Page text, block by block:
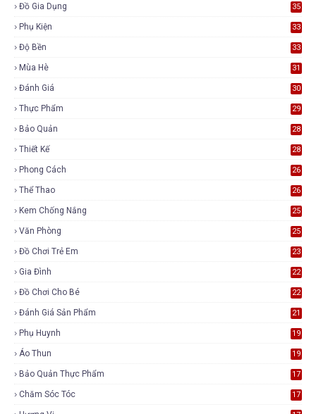
Đồ Gia Dụng 35
Phụ Kiện 33
Độ Bền 33
Mùa Hè 31
Đánh Giá 30
Thực Phẩm 29
Bảo Quản 28
Thiết Kế 28
Phong Cách 26
Thể Thao 26
Kem Chống Nắng 25
Văn Phòng 25
Đồ Chơi Trẻ Em 23
Gia Đình 22
Đồ Chơi Cho Bé 22
Đánh Giá Sản Phẩm 21
Phụ Huynh 19
Áo Thun 19
Bảo Quản Thực Phẩm 17
Chăm Sóc Tóc 17